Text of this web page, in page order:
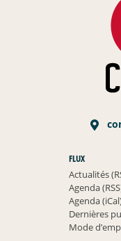
FLUX
Actualités
Agenda
Agenda
Dernières
Mode